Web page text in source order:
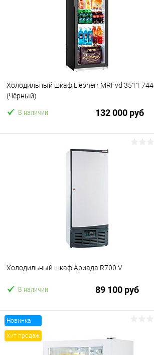
Холодильный шкаф Liebherr MRFvd 3511 744
(Чёрный)
В наличии 132 000 руб
В корзину
Холодильный шкаф Ариада R700 V
В наличии 89 100 руб
Новинка
Хит продаж